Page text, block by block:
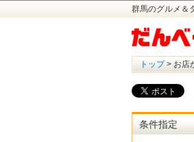
群馬のグルメ＆
トップ> お店
条件指定